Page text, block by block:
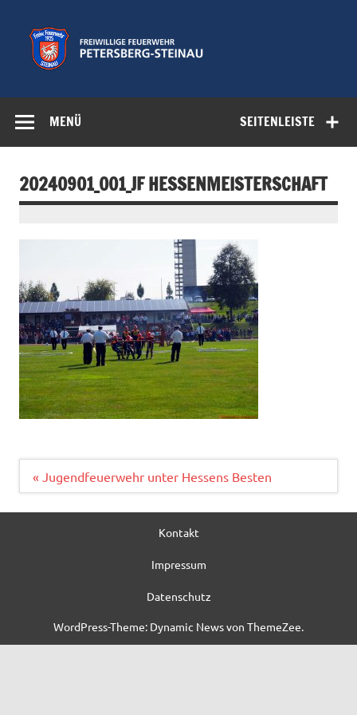
springen
Feuerwehr
Petersberg-
SEITENLEISTE
MENÜ
20240901_001_JF HESSENMEISTERSCHAFT
Beitragsnavigation
« Jugendfeuerwehr unter Hessens Besten
Kontakt
Impressum
Datenschutz
WordPress-Theme: Dynamic News von ThemeZee.